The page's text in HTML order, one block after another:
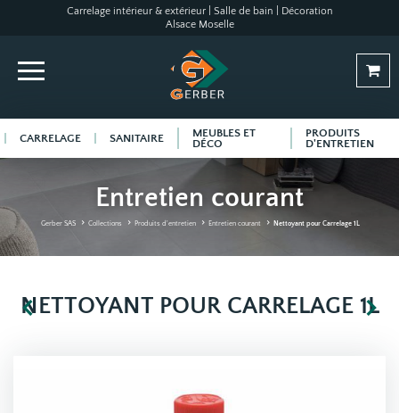
Carrelage intérieur & extérieur | Salle de bain | Décoration
Alsace Moselle
CARRELAGE SANITAIRE
MEUBLES ET
DÉCO
PRODUITS
D'ENTRETIEN
Entretien courant
Gerber SAS Collections Produits d'entretien Entretien courant Nettoyant pour Carrelage 1L
NETTOYANT POUR CARRELAGE 1L